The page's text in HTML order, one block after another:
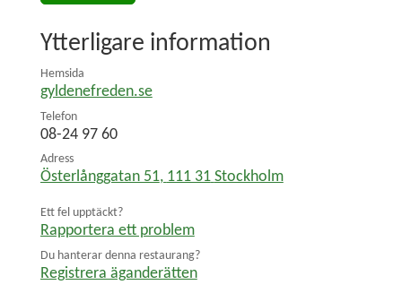
Ytterligare information
Hemsida
gyldenefreden.se
Telefon
08-24 97 60
Adress
Österlånggatan 51, 111 31 Stockholm
Ett fel upptäckt?
Rapportera ett problem
Du hanterar denna restaurang?
Registrera äganderätten